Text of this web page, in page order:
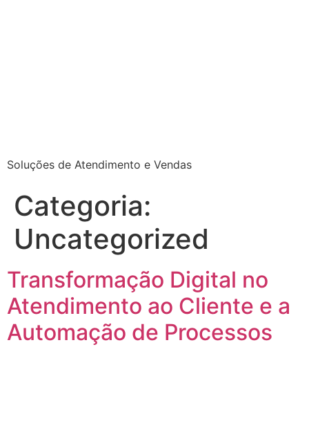
Soluções de Atendimento e Vendas
Categoria:
Uncategorized
Transformação Digital no
Atendimento ao Cliente e a
Automação de Processos